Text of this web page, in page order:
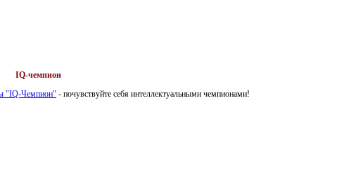
IQ-чемпион
"IQ-Чемпион" - почувствуйте себя интеллектуальными чемпионами!